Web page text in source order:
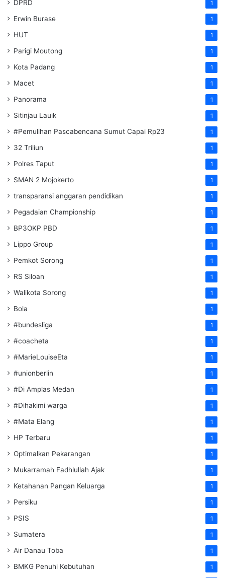
DPRD 1
Erwin Burase 1
HUT 1
Parigi Moutong 1
Kota Padang 1
Macet 1
Panorama 1
Sitinjau Lauik 1
#Pemulihan Pascabencana Sumut Capai Rp23 1
32 Triliun 1
Polres Taput 1
SMAN 2 Mojokerto 1
transparansi anggaran pendidikan 1
Pegadaian Championship 1
BP3OKP PBD 1
Lippo Group 1
Pemkot Sorong 1
RS Siloan 1
Walikota Sorong 1
Bola 1
#bundesliga 1
#coacheta 1
#MarieLouiseEta 1
#unionberlin 1
#Di Amplas Medan 1
#Dihakimi warga 1
#Mata Elang 1
HP Terbaru 1
Optimalkan Pekarangan 1
Mukarramah Fadhlullah Ajak 1
Ketahanan Pangan Keluarga 1
Persiku 1
PSIS 1
Sumatera 1
Air Danau Toba 1
BMKG Penuhi Kebutuhan 1